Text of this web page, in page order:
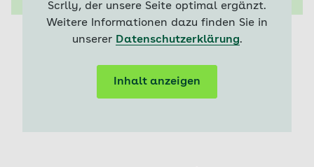
Scrlly, der unsere Seite optimal ergänzt.
Weitere Informationen dazu finden Sie in
unserer Datenschutzerklärung.
Inhalt anzeigen